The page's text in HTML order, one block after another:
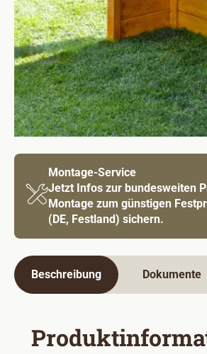
Montage-Service
Jetzt Infos zur bundesweiten
Montage zum günstigen
(DE, Festland) sichern.
Beschreibung Dokumente